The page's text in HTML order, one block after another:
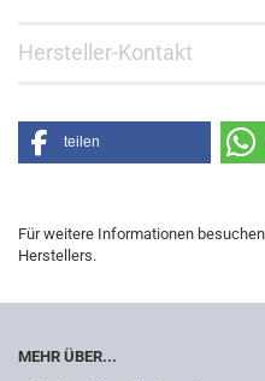
Hersteller-Kontakt
teilen
Für weitere Informationen
Herstellers.
MEHR ÜBER...